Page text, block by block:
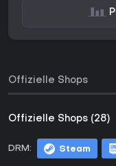
Offizielle Shops
Offizielle Shops (28)
DRM: Steam